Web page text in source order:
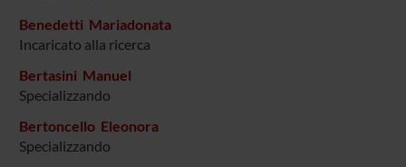
Benedetti Mariadonata
Incaricato alla ricerca
Bertasini Manuel
Specializzando
Bertoncello Eleonora
Specializzando